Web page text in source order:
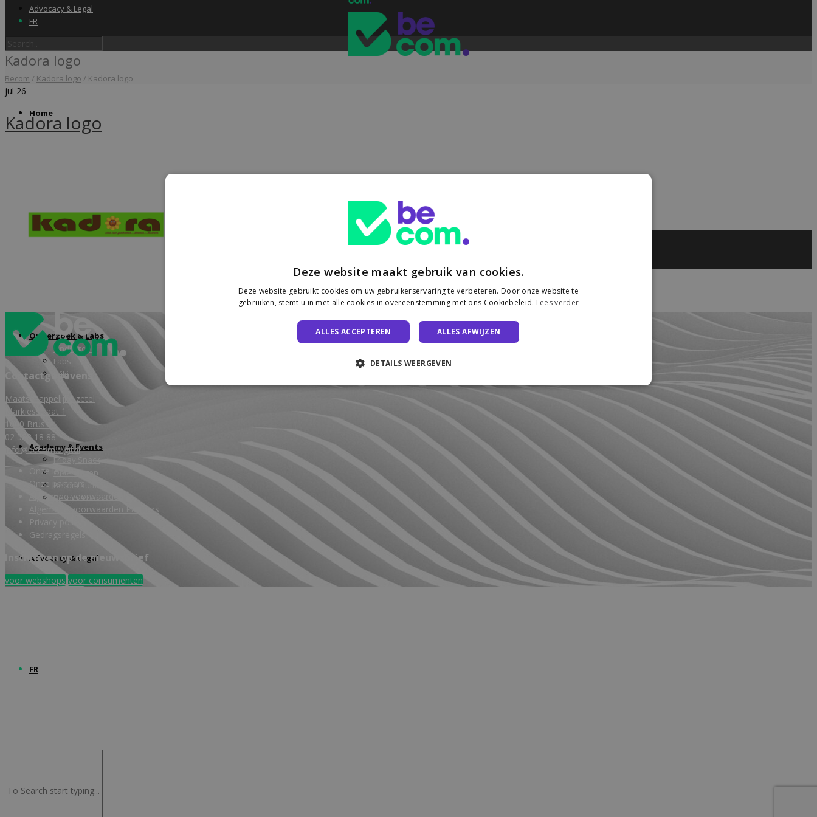
Home
Label & audits
Becom Trustmark
Onderzoek & Labs
Onderzoek
Labs
Wiki
Academy & Events
Friday Snack
Opleidingen
Becom Summit
Becom Awards
Advocacy & Legal
FR
Advocacy & Legal
FR
Kadora logo
Becom / Kadora logo / Kadora logo
jul 26
Kadora logo
Contactgegevens
Maatschappelijke zetel
Markiesstraat 1
1000 Brussel
02 588 18 88
info@becom.digital
Onze leden
Onze partners
Algemene voorwaarden
Algemene voorwaarden Partners
Privacy policy
Gedragsregels
Inschrijven op de nieuwsbrief
voor webshops voor consumenten
Deze website maakt gebruik van cookies.
Deze website gebruikt cookies om uw gebruikerservaring te verbeteren. Door onze website te
gebruiken, stemt u in met alle cookies in overeenstemming met ons Cookiebeleid. Lees verder
ALLES ACCEPTEREN ALLES AFWIJZEN
DETAILS WEERGEVEN